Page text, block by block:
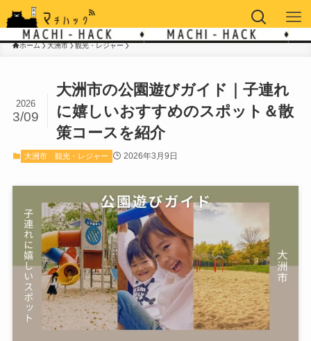
ホーム 大洲市 観光・レジャー
大洲市の公園遊びガイド｜子連れ
に嬉しいおすすめのスポット＆散
策コースを紹介
2026
3/09
大洲市 観光・レジャー 2026年3月9日